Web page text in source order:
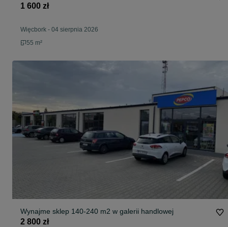
1 600 zł
Więcbork - 04 sierpnia 2026
55 m²
Wynajme sklep 140-240 m2 w galerii handlowej
2 800 zł